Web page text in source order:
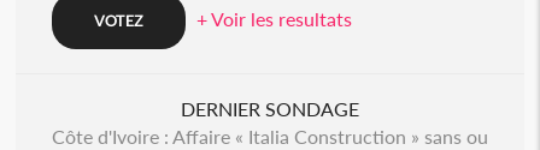
+ Voir les resultats
DERNIER SONDAGE
Côte d'Ivoire : Affaire « Italia Construction » sans ou